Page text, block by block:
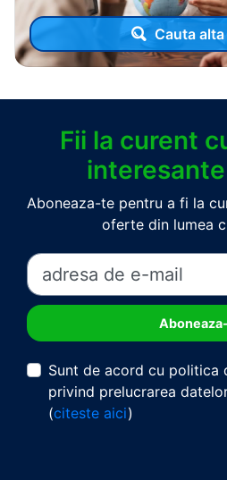
Cauta
Fii la curent
Aboneaza-te pentru a fi la
oferte din lumea
Sunt de acord cu politica
privind prelucrarea
(citeste aici)